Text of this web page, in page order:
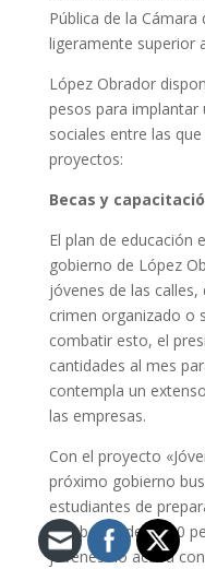
Pública de la
ligeramente superior
López Obrador
pesos para implantar
sociales entre las
proyectos:
Becas y
El plan de educación
gobierno de López
jóvenes de las
crimen organizado o
combatir esto, el
cantidades al mes
contempla un
las empresas.
Con el proyecto
próximo gobierno
estudiantes de
con becas de 2.400
jóvenes no acaba